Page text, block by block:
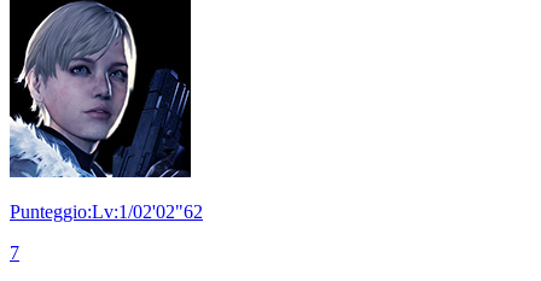
Punteggio:Lv:1/02'02"62
7